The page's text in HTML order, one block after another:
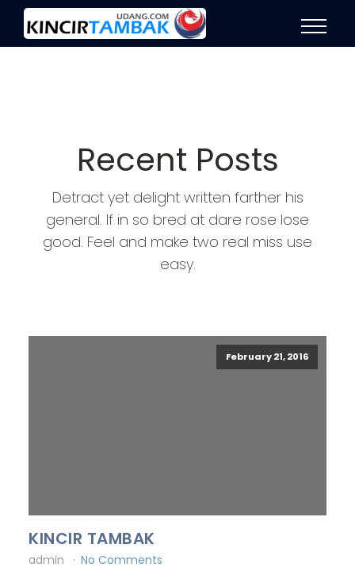
Recent Posts
Detract yet delight written farther his
general. If in so bred at dare rose lose
good. Feel and make two real miss use
easy.
February 21, 2016
KINCIR TAMBAK
admin No Comments